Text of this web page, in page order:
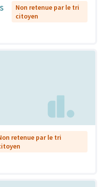
Non retenue par le tri
citoyen
retenue par le tri